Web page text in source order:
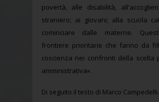
povertà, alle disabilità,
straniero; ai giovani; alla scuola
cominciare dalle materne.
frontiere prioritarie che fanno da
coscienza nei confronti della scelta
amministrativa».
Di seguito il testo di Marco Campedelli.